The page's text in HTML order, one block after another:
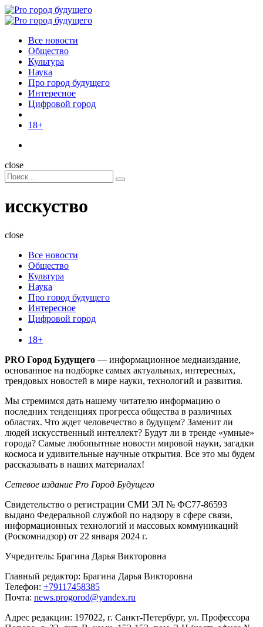
Menu
Поиск
Menu
Pro
Все новости
Общество
Культура
Наука
Про город будущего
Интересное
Цифровой город
18+
Поиск
close
Search
for:
Поиск
исскуство
close
Все новости
Общество
Культура
Наука
Про город будущего
Интересное
Цифровой город
18+
PRO Город Будущего — информационное медиаиздание,
основанное на подборке самых актуальных, интересных,
трендовых новостей в мире науки, технологий и развития.
Мы стремимся дать нашему читателю информацию о
последних тенденциях прогресса общества в различных
областях. Что ждет человечество в будущем? Заменит ли
людей искусственный интеллект? Будут ли в тренде «умные»
города? Самые любопытные новости мировой науки, загадки
космоса и удивительные научные открытия. Все это мы будем
рассказывать в наших материалах!
Сетевое издание Pro Город Будущего
Свидетельство о регистрации СМИ ЭЛ № ФС77-86593
выдано Федеральной службой по надзору в сфере связи,
информационных технологий и массовых коммуникаций
(Роскомнадзор) от 22 января 2024 г.
Учредитель: Брагина Дарья Викторовна
Главный редактор: Брагина Дарья Викторовна
Телефон: +79117458385
Почта: news.progorod@yandex.ru
Адрес редакции: 197022, г. Санкт-Петербург, ул. Профессора